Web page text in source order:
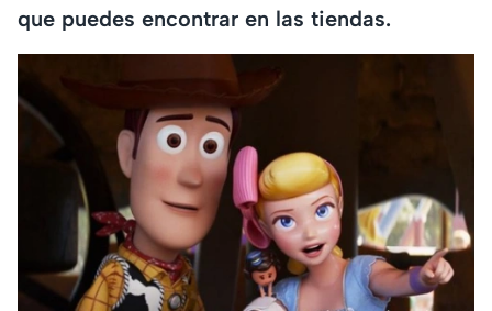
que puedes encontrar en las tiendas.